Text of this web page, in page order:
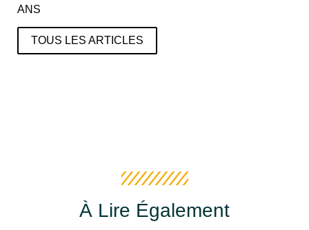
ANS
TOUS LES ARTICLES
À Lire Également